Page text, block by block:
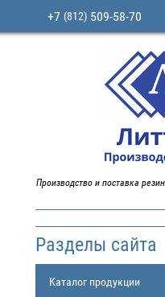
+7 (812)509-58-70
Производство и поставка
Разделы сайта
Каталог продукции